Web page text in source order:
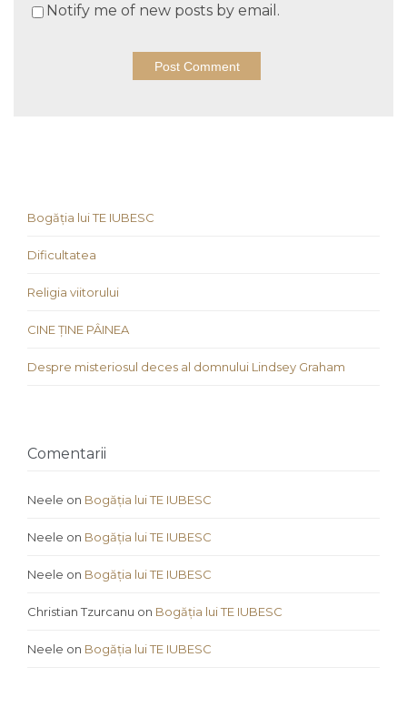
Notify me of new posts by email.
Bogăția lui TE IUBESC
Dificultatea
Religia viitorului
CINE ȚINE PÂINEA
Despre misteriosul deces al domnului Lindsey Graham
Comentarii
Neele on Bogăția lui TE IUBESC
Neele on Bogăția lui TE IUBESC
Neele on Bogăția lui TE IUBESC
Christian Tzurcanu on Bogăția lui TE IUBESC
Neele on Bogăția lui TE IUBESC